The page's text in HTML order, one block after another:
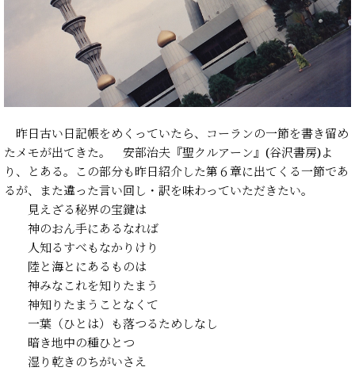
昨日古い日記帳をめくっていたら、コーランの一節を書き留め
たメモが出てきた。 安部治夫『聖クルアーン』(谷沢書房)よ
り、とある。この部分も昨日紹介した第６章に出てくる一節であ
るが、また違った言い回し・訳を味わっていただきたい。
見えざる秘界の宝鍵は
神のおん手にあるなれば
人知るすべもなかりけり
陸と海とにあるものは
神みなこれを知りたまう
神知りたまうことなくて
一葉（ひとは）も落つるためしなし
暗き地中の種ひとつ
湿り乾きのちがいさえ